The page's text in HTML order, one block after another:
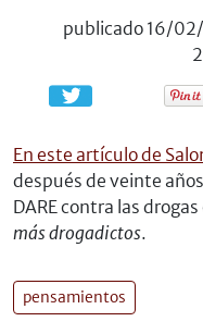
publicado 16/
En este artículo de
después de veinte
DARE contra las
más drogadictos.
pensamientos